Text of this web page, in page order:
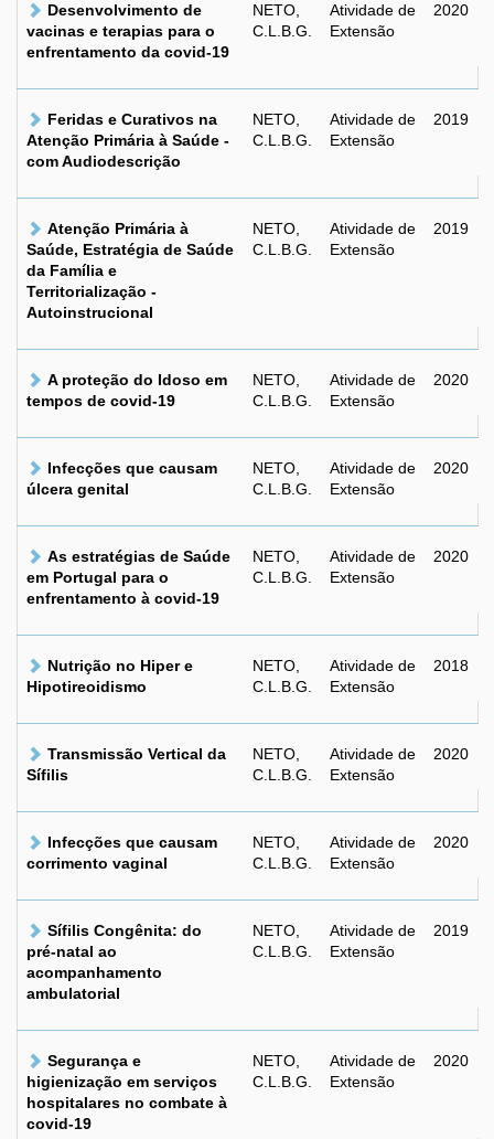
Desenvolvimento de
vacinas e terapias para o
enfrentamento da covid-19
NETO,
C.L.B.G.
Atividade de
Extensão
2020
Feridas e Curativos na
Atenção Primária à Saúde -
com Audiodescrição
NETO,
C.L.B.G.
Atividade de
Extensão
2019
Atenção Primária à
Saúde, Estratégia de Saúde
da Família e
Territorialização -
Autoinstrucional
NETO,
C.L.B.G.
Atividade de
Extensão
2019
A proteção do Idoso em
tempos de covid-19
NETO,
C.L.B.G.
Atividade de
Extensão
2020
Infecções que causam
úlcera genital
NETO,
C.L.B.G.
Atividade de
Extensão
2020
As estratégias de Saúde
em Portugal para o
enfrentamento à covid-19
NETO,
C.L.B.G.
Atividade de
Extensão
2020
Nutrição no Hiper e
Hipotireoidismo
NETO,
C.L.B.G.
Atividade de
Extensão
2018
Transmissão Vertical da
Sífilis
NETO,
C.L.B.G.
Atividade de
Extensão
2020
Infecções que causam
corrimento vaginal
NETO,
C.L.B.G.
Atividade de
Extensão
2020
Sífilis Congênita: do
pré-natal ao
acompanhamento
ambulatorial
NETO,
C.L.B.G.
Atividade de
Extensão
2019
Segurança e
higienização em serviços
hospitalares no combate à
covid-19
NETO,
C.L.B.G.
Atividade de
Extensão
2020